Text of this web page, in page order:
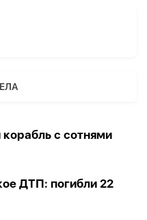
с сотнями
ДТП: погибли 22